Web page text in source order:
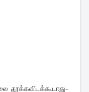
தூக்கவிடக்கூடாது-